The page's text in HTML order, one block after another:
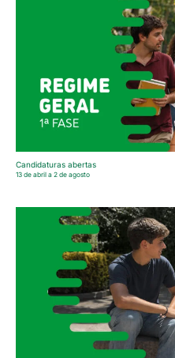
Candidaturas abertas
13 de abril a 2 de agosto